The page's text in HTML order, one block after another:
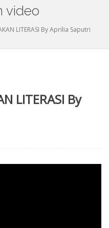
video
LITERASI By Aprilia Saputri
LITERASI By